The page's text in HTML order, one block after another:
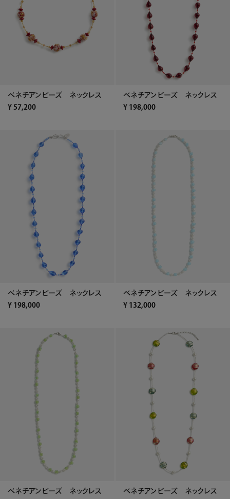
ベネチアンビーズ ネックレス
¥ 57,200
ベネチアンビーズ ネックレス
¥ 198,000
ベネチアンビーズ ネックレス
¥ 198,000
ベネチアンビーズ ネックレス
¥ 132,000
ベネチアンビーズ ネックレス
ベネチアンビーズ ネックレス